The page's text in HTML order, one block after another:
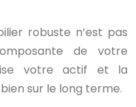
robuste n’est pas
de votre
votre actif et la
sur le long terme.